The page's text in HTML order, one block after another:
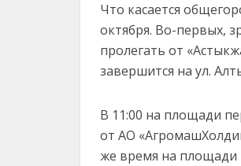
Что касается
октября. Во-первых,
пролегать от
завершится на ул.
В 11:00 на площади
от АО
же время на площади